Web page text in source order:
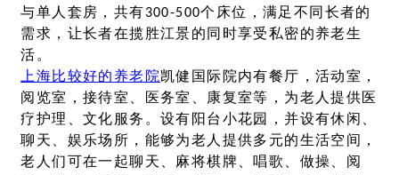
与单人套房，共有300-500个床位，满足不同长者的
需求，让长者在揽胜江景的同时享受私密的养老生
活。
上海比较好的养老院凯健国际院内有餐厅，活动室，
阅览室，接待室、医务室、康复室等，为老人提供医
疗护理、文化服务。设有阳台小花园，并设有休闲、
聊天、娱乐场所，能够为老人提供多元的生活空间，
老人们可在一起聊天、麻将棋牌、唱歌、做操、阅